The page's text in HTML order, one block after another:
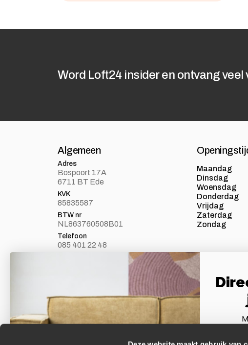
Word Loft24 insider en ontvang veel
Algemeen
Adres
Bospoort 17A
6711 BT Ede
KVK
85835587
BTW nr
NL863760508B01
Telefoon
085 401 22 48
Maandag
Dinsdag
Woensdag
Donderdag
Vrijdag
Zaterdag
Zondag
Laat je inspireren
Facebook
*Let